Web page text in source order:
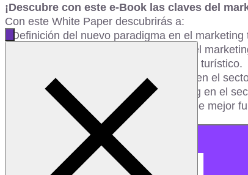
Abrir menú principal
¡Descubre con este e-Book las claves del
Con este White Paper descubrirás a:
- Definición del nuevo paradigma en el marketing
- Ventajas y desventajas de no aplicar el
- La aplicación del SEO en el marketing turístico.
- Mejorar el uso de las Redes Sociales en el
- Herramientas para aplicar el marketing en el
Conoce las estrategias de marketing que mejor